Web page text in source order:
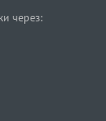
через: